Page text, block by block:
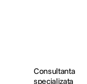
Consultanta
specializata